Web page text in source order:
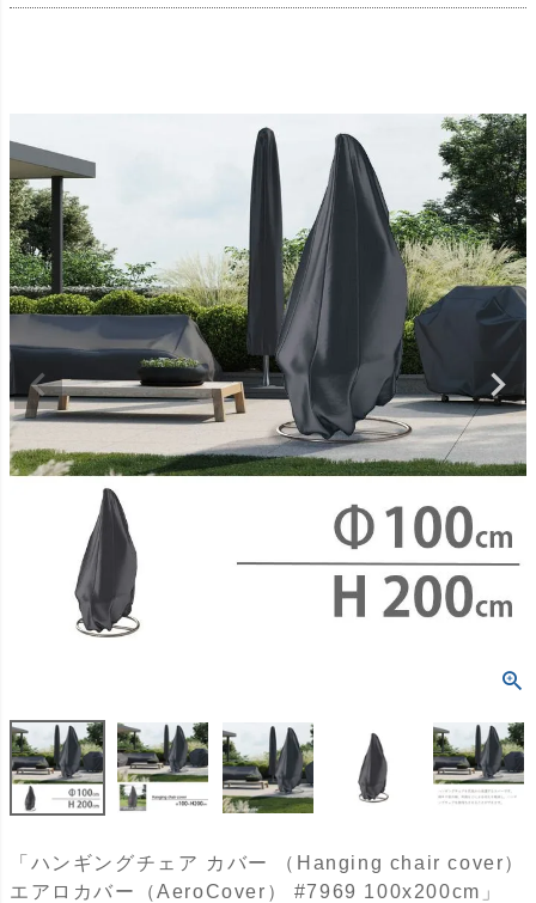
「ハンギングチェア カバー （Hanging chair cover）
エアロカバー（AeroCover） #7969 100x200cm」